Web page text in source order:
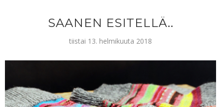
SAANEN ESITELLÄ..
tiistai 13. helmikuuta 2018